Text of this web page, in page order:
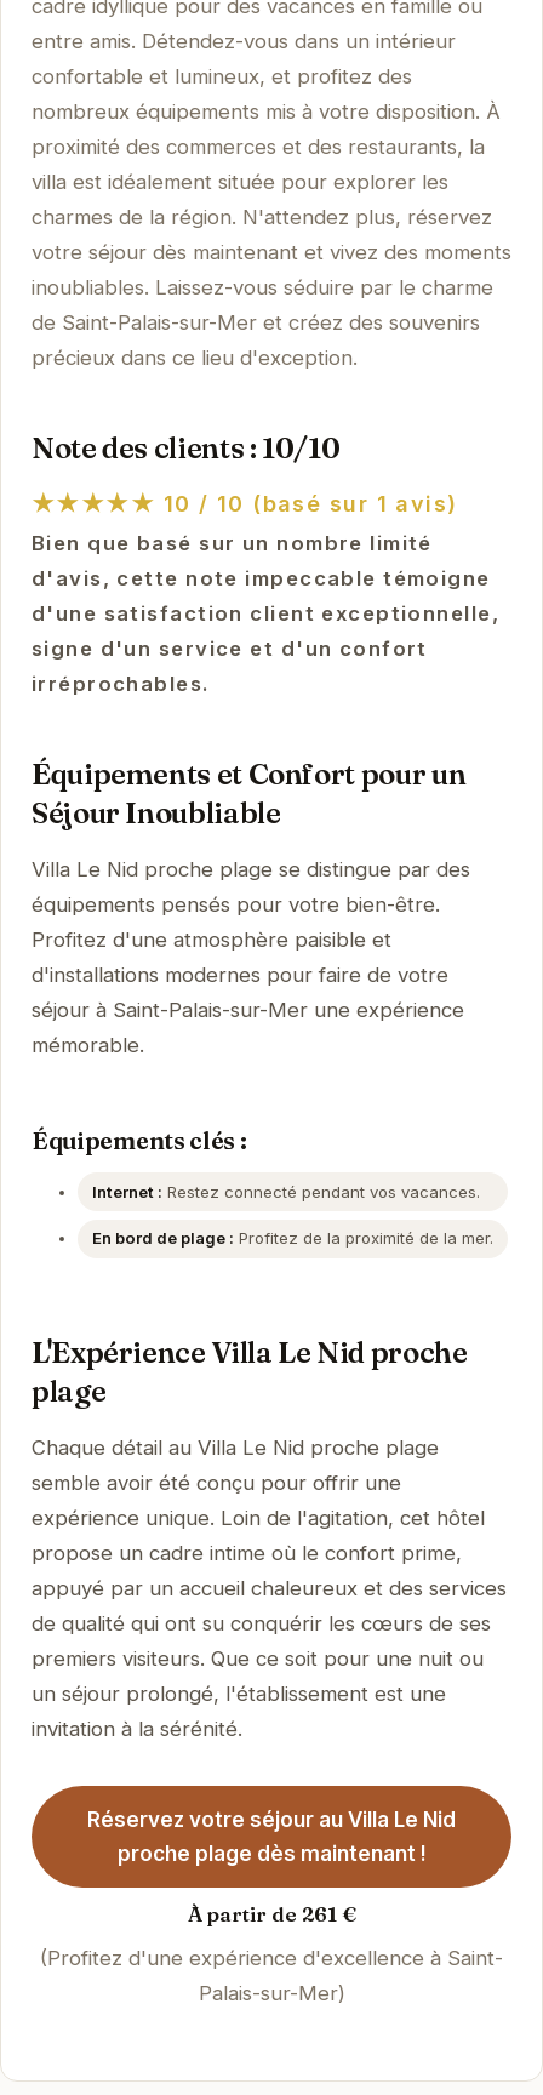
cadre idyllique pour des vacances en famille ou
entre amis. Détendez-vous dans un intérieur
confortable et lumineux, et profitez des
nombreux équipements mis à votre disposition. À
proximité des commerces et des restaurants, la
villa est idéalement située pour explorer les
charmes de la région. N'attendez plus, réservez
votre séjour dès maintenant et vivez des moments
inoubliables. Laissez-vous séduire par le charme
de Saint-Palais-sur-Mer et créez des souvenirs
précieux dans ce lieu d'exception.
Note des clients : 10/10
★★★★★ 10 / 10 (basé sur 1 avis)
Bien que basé sur un nombre limité
d'avis, cette note impeccable témoigne
d'une satisfaction client exceptionnelle,
signe d'un service et d'un confort
irréprochables.
Équipements et Confort pour un
Séjour Inoubliable
Villa Le Nid proche plage se distingue par des
équipements pensés pour votre bien-être.
Profitez d'une atmosphère paisible et
d'installations modernes pour faire de votre
séjour à Saint-Palais-sur-Mer une expérience
mémorable.
Équipements clés :
Internet : Restez connecté pendant vos vacances.
En bord de plage : Profitez de la proximité de la mer.
L'Expérience Villa Le Nid proche
plage
Chaque détail au Villa Le Nid proche plage
semble avoir été conçu pour offrir une
expérience unique. Loin de l'agitation, cet hôtel
propose un cadre intime où le confort prime,
appuyé par un accueil chaleureux et des services
de qualité qui ont su conquérir les cœurs de ses
premiers visiteurs. Que ce soit pour une nuit ou
un séjour prolongé, l'établissement est une
invitation à la sérénité.
Réservez votre séjour au Villa Le Nid
proche plage dès maintenant !
À partir de 261 €
(Profitez d'une expérience d'excellence à Saint-
Palais-sur-Mer)